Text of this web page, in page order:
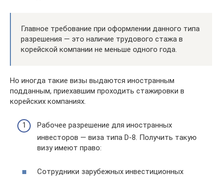
Главное требование при оформлении данного типа
разрешения — это наличие трудового стажа в
корейской компании не меньше одного года.
Но иногда такие визы выдаются иностранным
подданным, приехавшим проходить стажировки в
корейских компаниях.
Рабочее разрешение для иностранных
инвесторов — виза типа D-8. Получить такую
визу имеют право:
Сотрудники зарубежных инвестиционных